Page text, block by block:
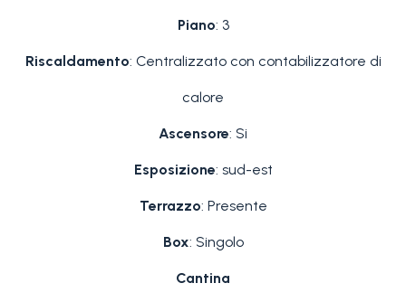
Piano: 3
Riscaldamento: Centralizzato con contabilizzatore di
calore
Ascensore: Si
Esposizione: sud-est
Terrazzo: Presente
Box: Singolo
Cantina